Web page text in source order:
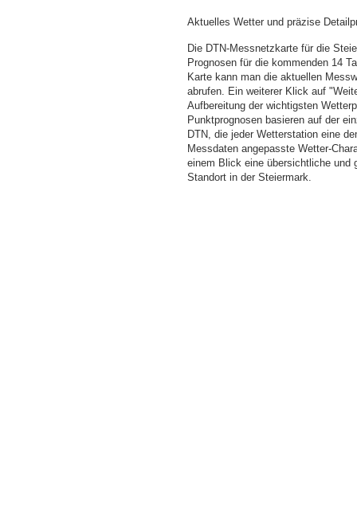
Aktuelles Wetter und präzise
Die DTN-Messnetzkarte für die
Prognosen für die kommenden 14
Karte kann man die aktuellen
abrufen. Ein weiterer Klick auf
Aufbereitung der wichtigsten
Punktprognosen basieren auf der
DTN, die jeder Wetterstation eine
Messdaten angepasste Wetter-
einem Blick eine übersichtliche und
Standort in der Steiermark.